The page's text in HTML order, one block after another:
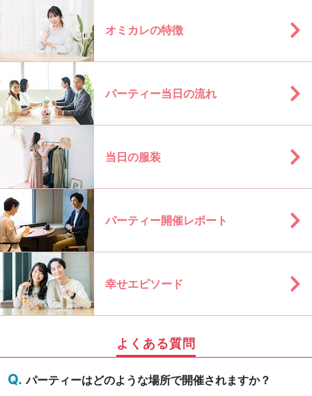
オミカレの特徴
パーティー当日の流れ
当日の服装
パーティー開催レポート
幸せエピソード
よくある質問
パーティーはどのような場所で開催されますか？